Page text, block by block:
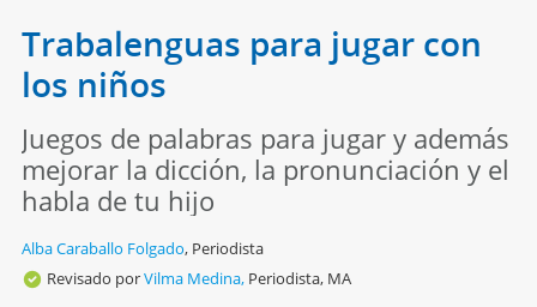
Trabalenguas para jugar con
los niños
Juegos de palabras para jugar y además
mejorar la dicción, la pronunciación y el
habla de tu hijo
Alba Caraballo Folgado, Periodista
Revisado porVilma Medina, Periodista, MA